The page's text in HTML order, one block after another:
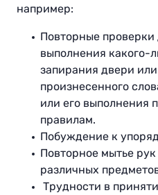
например:
Повторные
выполнения какого-
запирания двери
произнесенного
или его выполнения
правилам.
Побуждение к
Повторное мытье
различных
Трудности в